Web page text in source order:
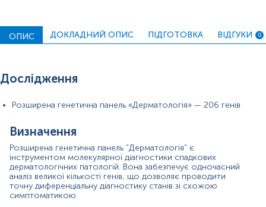
структури шкіри, волосся, зубів і нігтів (EDA,
EDAR, TYR, OCA2).
ключових генах
Матеріал
Зміст:
Показання до призначення
ОПИС ДОКЛАДНИЙ ОПИС ПІДГОТОВКА ВІДГУКИ 0
Дослідження
Розширена генетична панель «Дерматологія» — 206 генів
Визначення
Розширена генетична панель "Дерматологія" є
інструментом молекулярної діагностики спадкових
дерматологічних патологій. Вона забезпечує одночасний
аналіз великої кількості генів, що дозволяє проводити
точну диференціальну діагностику станів зі схожою
симптоматикою.